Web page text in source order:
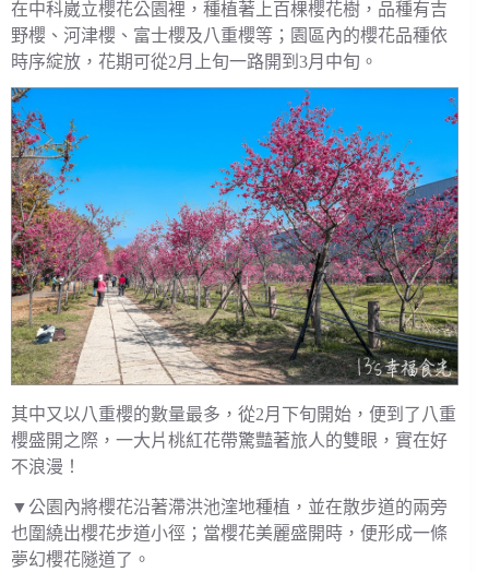
在中科崴立櫻花公園裡，種植著上百棵櫻花樹，品種有吉
野櫻、河津櫻、富士櫻及八重櫻等；園區內的櫻花品種依
時序綻放，花期可從2月上旬一路開到3月中旬。
其中又以八重櫻的數量最多，從2月下旬開始，便到了八重
櫻盛開之際，一大片桃紅花帶驚豔著旅人的雙眼，實在好
不浪漫！
▼公園內將櫻花沿著滯洪池漥地種植，並在散步道的兩旁
也圍繞出櫻花步道小徑；當櫻花美麗盛開時，便形成一條
夢幻櫻花隧道了。